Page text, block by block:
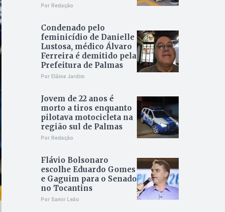
Por Redação
Condenado pelo
feminicídio de Danielle
Lustosa, médico Álvaro
Ferreira é demitido pela
Prefeitura de Palmas
Por Elâine Jardim
Jovem de 22 anos é
morto a tiros enquanto
pilotava motocicleta na
região sul de Palmas
Por Redação
Flávio Bolsonaro
escolhe Eduardo Gomes
e Gaguim para o Senado
no Tocantins
Por Samir Leão